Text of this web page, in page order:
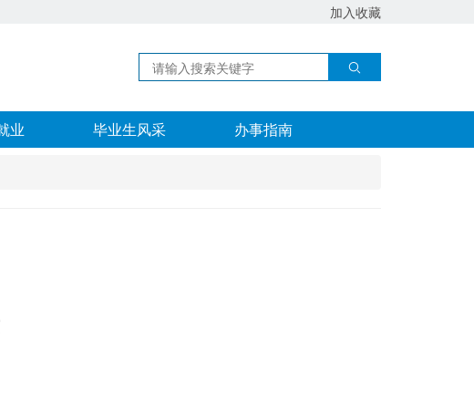
加入收藏
业 毕业生风采 办事指南